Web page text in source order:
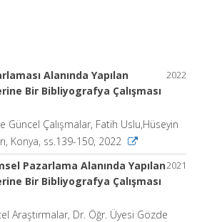
2022
Alanında Yapılan
Bir Bibliyografya Çalışması
Çalışmalar, Fatih Uslu,Hüseyin
Konya, ss.139-150, 2022
2021
Pazarlama Alanında Yapılan
Bir Bibliyografya Çalışması
Araştırmalar, Dr. Öğr. Üyesi Gözde